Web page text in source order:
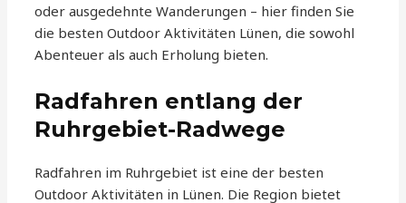
oder ausgedehnte Wanderungen – hier finden Sie
die besten Outdoor Aktivitäten Lünen, die sowohl
Abenteuer als auch Erholung bieten.
Radfahren entlang der
Ruhrgebiet-Radwege
Radfahren im Ruhrgebiet ist eine der besten
Outdoor Aktivitäten in Lünen. Die Region bietet